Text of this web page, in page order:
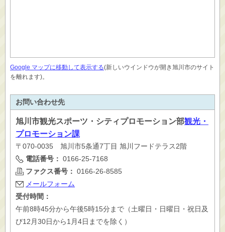
Google マップに移動して表示する(新しいウインドウが開き旭川市のサイト
を離れます)。
お問い合わせ先
旭川市観光スポーツ・シティプロモーション部観光・
プロモーション課
〒070-0035 旭川市5条通7丁目 旭川フードテラス2階
電話番号： 0166-25-7168
ファクス番号： 0166-26-8585
メールフォーム
受付時間：
午前8時45分から午後5時15分まで（土曜日・日曜日・祝日及
び12月30日から1月4日までを除く）